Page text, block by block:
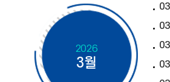
2026
3월